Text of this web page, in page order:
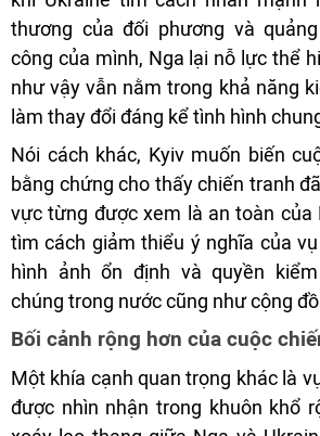
thương của đối phương và
công của mình, Nga lại nỗ lực thể
như vậy vẫn nằm trong khả năng
làm thay đổi đáng kể tình hình
Nói cách khác, Kyiv muốn biến
bằng chứng cho thấy chiến tranh
vực từng được xem là an toàn của
tìm cách giảm thiểu ý nghĩa của
hình ảnh ổn định và quyền
chúng trong nước cũng như cộng
Bối cảnh rộng hơn của cuộc
Một khía cạnh quan trọng khác là
được nhìn nhận trong khuôn khổ